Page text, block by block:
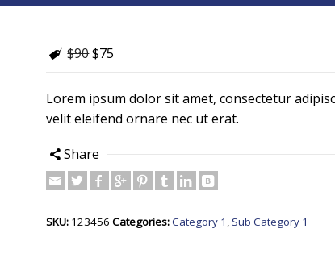
$90$75
Lorem ipsum dolor sit amet, consectetur
velit eleifend ornare nec ut erat.
Share
SKU: 123456 Categories:Category 1 , Sub Category 1